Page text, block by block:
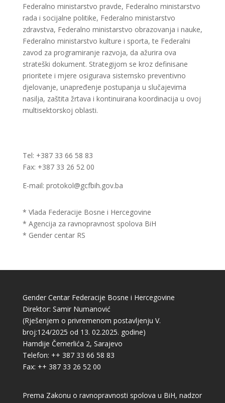
Federalno ministarstvo pravde, Federalno ministarstvo
rada i socijalne politike, Federalno ministarstvo
zdravstva, Federalno ministarstvo obrazovanja i nauke,
Federalno ministarstvo kulture i sporta, te Federalni
zavod za programiranje razvoja, da ažurira ova
strateški dokument. Strategijom se kroz definisane
prioritete i mjere osigurava sistemsko preventivno
djelovanje, unapređenje postupanja u slučajevima
nasilja, zaštita žrtava i kontinuirana koordinacija u ovoj
multisektorskoj oblasti.
Tel: +387 33 66 58 83
Fax: +387 33 26 52 00
E-mail: protokol@gcfbih.gov.ba
* Vlada Federacije Bosne i Hercegovine
* Agencija za ravnopravnost spolova BiH
* Gender centar RS
Gender Centar Federacije Bosne i Hercegovine
Direktor: Samir Numanović
(Rješenjem o privremenom postavljenju V.
broj:124/2025 od 13. 02.2025. godine)
Hamdije Čemerlića 2, Sarajevo
Telefon: ++ 387 33 66 58 83
Fax: ++ 387 33 26 52 00
Prema Zakonu o ravnopravnosti spolova u BiH, nadzor